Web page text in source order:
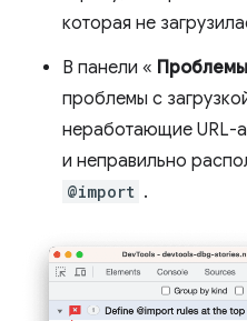
которая не
В панели «
проблемы с
неработающие URL-
и неправильно
@import .